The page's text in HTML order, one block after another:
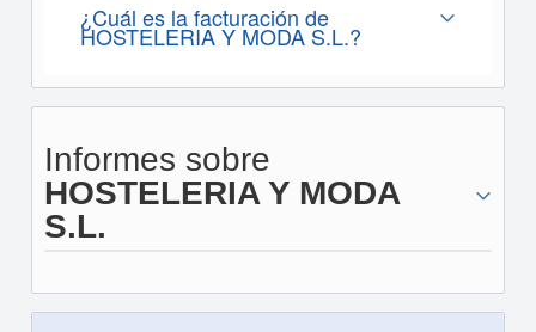
¿Cuál es la facturación de
HOSTELERIA Y MODA S.L.?
Informes sobre
HOSTELERIA Y MODA
S.L.